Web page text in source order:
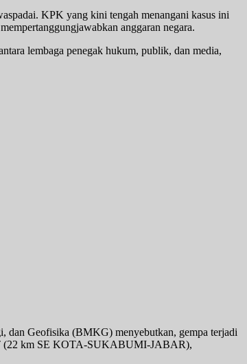
KPK yang kini tengah menangani kasus ini
anggaran negara.
lembaga penegak hukum, publik, dan media,
dan Geofisika (BMKG) menyebutkan, gempa terjadi
(22 km SE KOTA-SUKABUMI-JABAR),